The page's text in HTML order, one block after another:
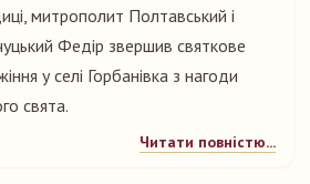
митрополит Полтавський і
Федір звершив святкове
у селі Горбанівка з нагоди
свята.
Читати повністю...